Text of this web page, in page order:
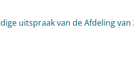
uitspraak van de Afdeling van